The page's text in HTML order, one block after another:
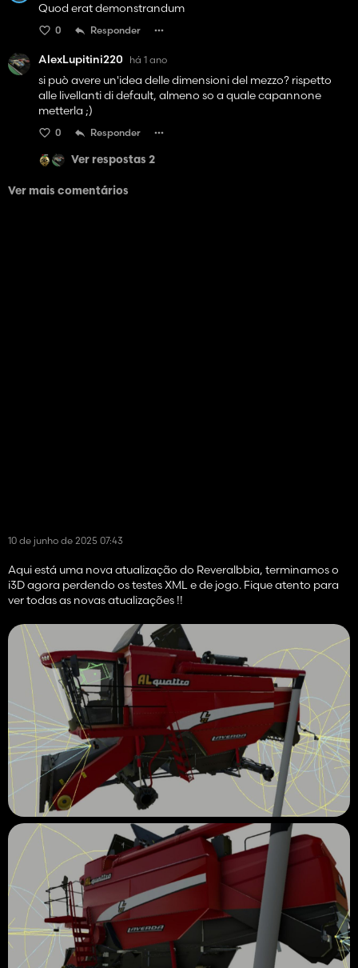
Quod erat demonstrandum
0 Responder
AlexLupitini220 há 1 ano
si può avere un'idea delle dimensioni del mezzo? rispetto
alle livellanti di default, almeno so a quale capannone
metterla ;)
0 Responder
Ver respostas 2
Ver mais comentários
10 de junho de 2025 07:43
Aqui está uma nova atualização do Reveralbbia, terminamos o
i3D agora perdendo os testes XML e de jogo. Fique atento para
ver todas as novas atualizações !!